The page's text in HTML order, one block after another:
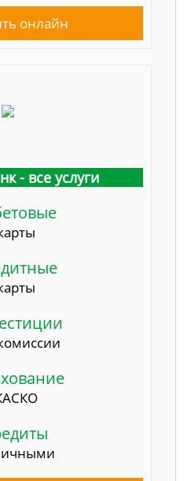
онлайн
- все услуги